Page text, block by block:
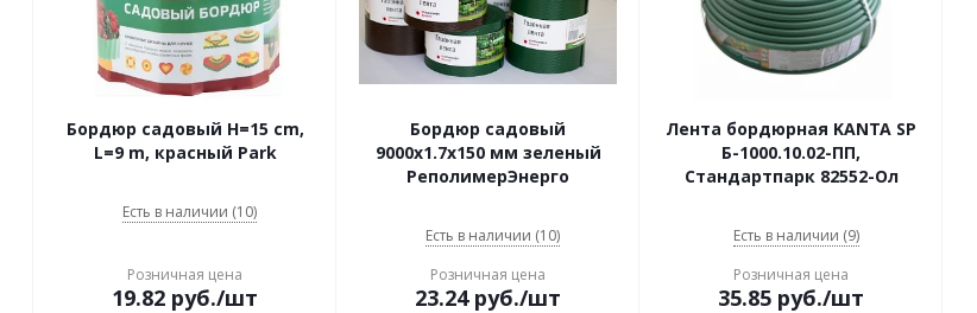
Бордюр садовый H=15 cm,
L=9 m, красный Park
Есть в наличии (10)
Розничная цена
19.82 руб./шт
Бордюр садовый
9000x1.7x150 мм зеленый
РеполимерЭнерго
Есть в наличии (10)
Розничная цена
23.24руб./шт
Лента бордюрная KANTA SP
Б-1000.10.02-ПП,
Стандартпарк 82552-Ол
Есть в наличии (9)
Розничная цена
35.85 руб./шт